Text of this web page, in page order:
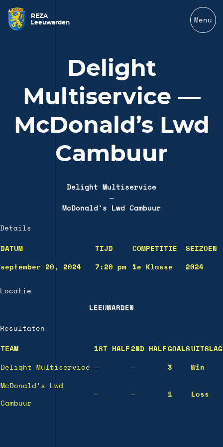
REZA
Leeuwarden
Menu
Delight
Multiservice —
McDonald’s Lwd
Cambuur
Delight Multiservice
—
McDonald’s Lwd Cambuur
Details
DATUM TIJD COMPETITIE SEIZOEN
september 20, 2024 7:20 pm 1e Klasse 2024
Locatie
LEEUWARDEN
Resultaten
TEAM 1ST HALF 2ND HALF GOALS UITSLAG
Delight Multiservice — — 3 Win
McDonald’s Lwd
Cambuur
— — 1 Loss